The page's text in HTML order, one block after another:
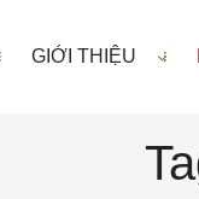
GIỚI THIỆU